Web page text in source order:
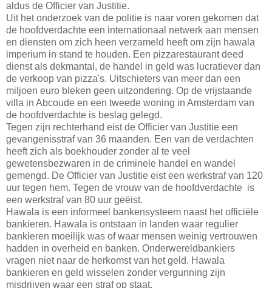
aldus de Officier van Justitie.
Uit het onderzoek van de politie is naar voren gekomen dat
de hoofdverdachte een internationaal netwerk aan mensen
en diensten om zich heen verzameld heeft om zijn hawala
imperium in stand te houden. Een pizzarestaurant deed
dienst als dekmantal, de handel in geld was lucratiever dan
de verkoop van pizza's. Uitschieters van meer dan een
miljoen euro bleken geen uitzondering. Op de vrijstaande
villa in Abcoude en een tweede woning in Amsterdam van
de hoofdverdachte is beslag gelegd.
Tegen zijn rechterhand eist de Officier van Justitie een
gevangenisstraf van 36 maanden. Een van de verdachten
heeft zich als boekhouder zonder al te veel
gewetensbezwaren in de criminele handel en wandel
gemengd. De Officier van Justitie eist een werkstraf van 120
uur tegen hem. Tegen de vrouw van de hoofdverdachte is
een werkstraf van 80 uur geëist.
Hawala is een informeel bankensysteem naast het officiële
bankieren. Hawala is ontstaan in landen waar regulier
bankieren moeilijk was of waar mensen weinig vertrouwen
hadden in overheid en banken. Onderwereldbankiers
vragen niet naar de herkomst van het geld. Hawala
bankieren en geld wisselen zonder vergunning zijn
misdrijven waar een straf op staat.